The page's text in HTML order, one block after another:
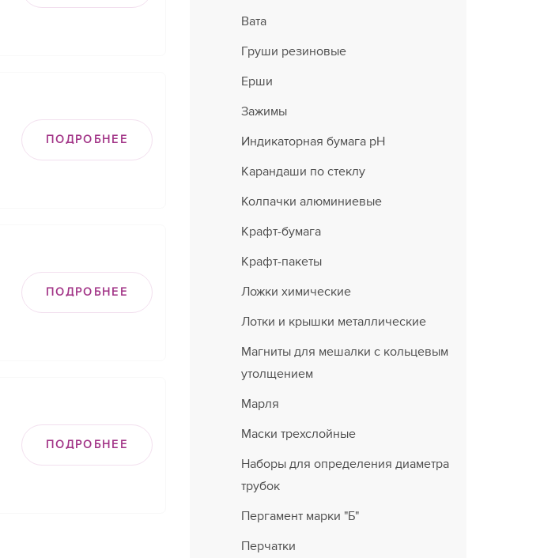
ПОДРОБНЕЕ
ПОДРОБНЕЕ
ПОДРОБНЕЕ
Вата
Груши резиновые
Ерши
Зажимы
Индикаторная бумага рН
Карандаши по стеклу
Колпачки алюминиевые
Крафт-бумага
Крафт-пакеты
Ложки химические
Лотки и крышки металлические
Магниты для мешалки с кольцевым
утолщением
Марля
Маски трехслойные
Наборы для определения диаметра
трубок
Пергамент марки "Б"
Перчатки